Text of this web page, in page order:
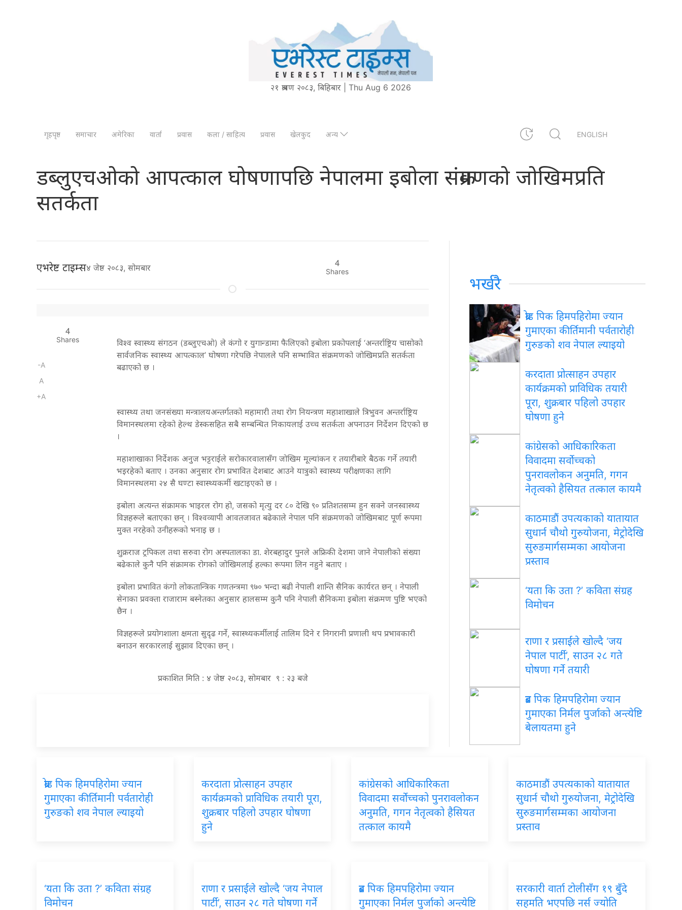
२१ श्रावण २०८३, बिहिबार | Thu Aug 6 2026
गृहपृष्ठ समाचार अमेरिका वार्ता प्रवास कला / साहित्य प्रवास खेलकुद अन्य ENGLISH
डब्लुएचओको आपत्काल घोषणापछि नेपालमा इबोला संक्रमणको जोखिमप्रति
सतर्कता
एभरेष्ट टाइम्स४ जेष्ठ २०८३, सोमबार 4
Shares
4
Shares
-A
A
+A
विश्व स्वास्थ्य संगठन (डब्लुएचओ) ले कंगो र युगान्डामा फैलिएको इबोला प्रकोपलाई ‘अन्तर्राष्ट्रिय चासोको
सार्वजनिक स्वास्थ्य आपत्काल’ घोषणा गरेपछि नेपालले पनि सम्भावित संक्रमणको जोखिमप्रति सतर्कता
बढाएको छ ।
स्वास्थ्य तथा जनसंख्या मन्त्रालयअन्तर्गतको महामारी तथा रोग नियन्त्रण महाशाखाले त्रिभुवन अन्तर्राष्ट्रिय
विमानस्थलमा रहेको हेल्थ डेस्कसहित सबै सम्बन्धित निकायलाई उच्च सतर्कता अपनाउन निर्देशन दिएको छ
।
महाशाखाका निर्देशक अनुज भट्टराईले सरोकारवालासँग जोखिम मूल्यांकन र तयारीबारे बैठक गर्ने तयारी
भइरहेको बताए । उनका अनुसार रोग प्रभावित देशबाट आउने यात्रुको स्वास्थ्य परीक्षणका लागि
विमानस्थलमा २४ सै घण्टा स्वास्थ्यकर्मी खटाइएको छ ।
इबोला अत्यन्त संक्रामक भाइरल रोग हो, जसको मृत्यु दर ८० देखि ९० प्रतिशतसम्म हुन सक्ने जनस्वास्थ्य
विज्ञहरूले बताएका छन् । विश्वव्यापी आवतजावत बढेकाले नेपाल पनि संक्रमणको जोखिमबाट पूर्ण रूपमा
मुक्त नरहेको उनीहरूको भनाइ छ ।
शुक्रराज ट्रपिकल तथा सरुवा रोग अस्पतालका डा. शेरबहादुर पुनले अफ्रिकी देशमा जाने नेपालीको संख्या
बढेकाले कुनै पनि संक्रामक रोगको जोखिमलाई हल्का रूपमा लिन नहुने बताए ।
इबोला प्रभावित कंगो लोकतान्त्रिक गणतन्त्रमा ९७० भन्दा बढी नेपाली शान्ति सैनिक कार्यरत छन् । नेपाली
सेनाका प्रवक्ता राजाराम बस्नेतका अनुसार हालसम्म कुनै पनि नेपाली सैनिकमा इबोला संक्रमण पुष्टि भएको
छैन ।
विज्ञहरूले प्रयोगशाला क्षमता सुदृढ गर्ने, स्वास्थ्यकर्मीलाई तालिम दिने र निगरानी प्रणाली थप प्रभावकारी
बनाउन सरकारलाई सुझाव दिएका छन् ।
प्रकाशित मिति : ४ जेष्ठ २०८३, सोमबार ९ : २३ बजे
भर्खरै
ब्रोड पिक हिमपहिरोमा ज्यान
गुमाएका कीर्तिमानी पर्वतारोही
गुरुङको शव नेपाल ल्याइयो
करदाता प्रोत्साहन उपहार
कार्यक्रमको प्राविधिक तयारी
पूरा, शुक्रबार पहिलो उपहार
घोषणा हुने
कांग्रेसको आधिकारिकता
विवादमा सर्वोच्चको
पुनरावलोकन अनुमति, गगन
नेतृत्वको हैसियत तत्काल कायमै
काठमाडौं उपत्यकाको यातायात
सुधार्न चौथो गुरुयोजना, मेट्रोदेखि
सुरुङमार्गसम्मका आयोजना
प्रस्ताव
‘यता कि उता ?’ कविता संग्रह
विमोचन
राणा र प्रसाईंले खोल्दै ‘जय
नेपाल पार्टी’, साउन २८ गते
घोषणा गर्ने तयारी
ब्रड पिक हिमपहिरोमा ज्यान
गुमाएका निर्मल पुर्जाको अन्त्येष्टि
बेलायतमा हुने
ब्रोड पिक हिमपहिरोमा ज्यान
गुमाएका कीर्तिमानी पर्वतारोही
गुरुङको शव नेपाल ल्याइयो
करदाता प्रोत्साहन उपहार
कार्यक्रमको प्राविधिक तयारी पूरा,
शुक्रबार पहिलो उपहार घोषणा
हुने
कांग्रेसको आधिकारिकता
विवादमा सर्वोच्चको पुनरावलोकन
अनुमति, गगन नेतृत्वको हैसियत
तत्काल कायमै
काठमाडौं उपत्यकाको यातायात
सुधार्न चौथो गुरुयोजना, मेट्रोदेखि
सुरुङमार्गसम्मका आयोजना
प्रस्ताव
‘यता कि उता ?’ कविता संग्रह
विमोचन
राणा र प्रसाईंले खोल्दै ‘जय नेपाल
पार्टी’, साउन २८ गते घोषणा गर्ने
ब्रड पिक हिमपहिरोमा ज्यान
गुमाएका निर्मल पुर्जाको अन्त्येष्टि
सरकारी वार्ता टोलीसँग १९ बुँदे
सहमति भएपछि नर्स ज्योति